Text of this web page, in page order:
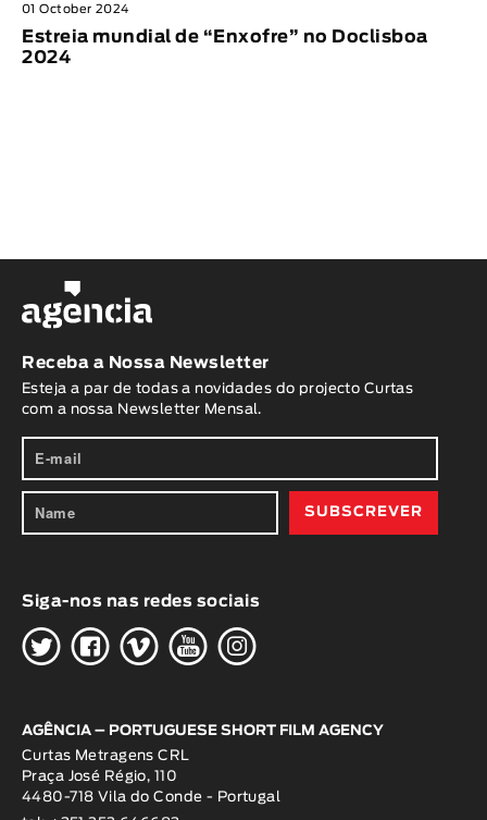
01 October 2024
Estreia mundial de “Enxofre” no Doclisboa
2024
Receba a Nossa Newsletter
Esteja a par de todas a novidades do projecto Curtas
com a nossa Newsletter Mensal.
Siga-nos nas redes sociais
HGWOK
AGÊNCIA – PORTUGUESE SHORT FILM AGENCY
Curtas Metragens CRL
Praça José Régio, 110
4480-718 Vila do Conde - Portugal